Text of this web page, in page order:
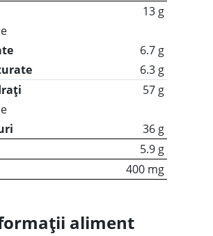
13 g
6.7 g
6.3 g
57 g
36 g
5.9 g
400 mg
aliment